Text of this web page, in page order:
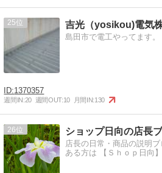
25 吉光（yosikou)電気
島田市で電工やってます。
1370357
週間IN:20 週間OUT:10 月間IN:130
26 ショップ日向の店長
店長の日常・商品の説明
ある方は 【Ｓｈｏｐ日向